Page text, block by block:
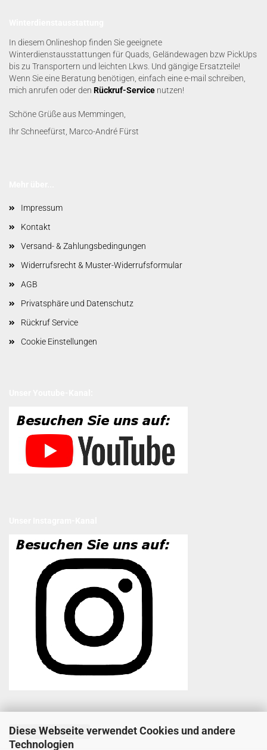
Diese Webseite verwendet Cookies und andere
Technologien
In diesem Onlineshop finden Sie geeignete
Winterdienstausstattungen für Quads, Geländewagen bzw PickUps
bis zu Transportern und leichten Lkws. Und gängige Ersatzteile!
Wenn Sie eine Beratung benötigen, einfach eine e-mail schreiben,
mich anrufen oder den Rückruf-Service nutzen!
Schöne Grüße aus Memmingen,
Ihr Schneefürst, Marco-André Fürst
Impressum
Kontakt
Versand- & Zahlungsbedingungen
Widerrufsrecht & Muster-Widerrufsformular
AGB
Privatsphäre und Datenschutz
Rückruf Service
Cookie Einstellungen
Vertrag widerrufen